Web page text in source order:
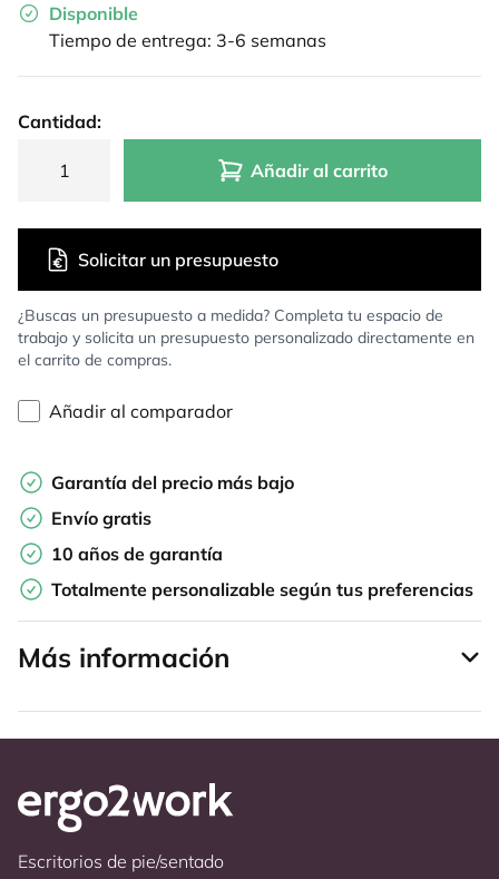
Disponible
Tiempo de entrega: 3-6 semanas
Cantidad:
Añadir al carrito
¿Buscas un presupuesto a medida? Completa tu espacio de
trabajo y solicita un presupuesto personalizado directamente en
el carrito de compras.
Solicitar un presupuesto
Añadir al comparador
Garantía del precio más bajo
Envío gratis
10 años de garantía
Totalmente personalizable según tus preferencias
Más información
Escritorios de pie/sentado